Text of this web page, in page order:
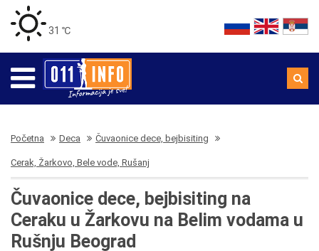
31 ℃
Početna Deca Čuvaonice dece, bejbisiting
Cerak, Žarkovo, Bele vode, Rušanj
Čuvaonice dece, bejbisiting na
Ceraku u Žarkovu na Belim vodama u
Rušnju Beograd